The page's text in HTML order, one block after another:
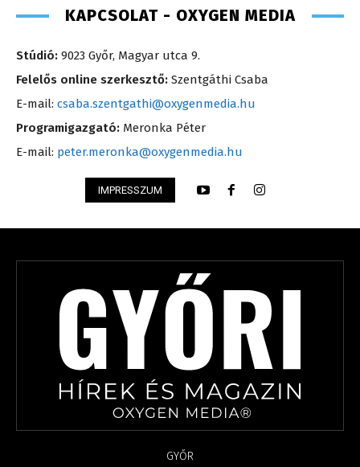
KAPCSOLAT - OXYGEN MEDIA
Stúdió: 9023 Győr, Magyar utca 9.
Felelős online szerkesztő: Szentgáthi Csaba
E-mail: csaba.szentgathi@oxygenmedia.hu
Programigazgató: Meronka Péter
E-mail: peter.meronka@oxygenmedia.hu
IMPRESSZUM
GYŐR